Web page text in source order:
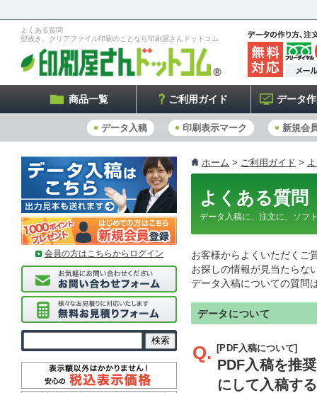
よくある質問
型抜き、クリアファイル印刷のことなら印刷屋さんドットコム
商品一覧 ご利用ガイド データ
データ入稿 印刷表示マーク 新規会
ホーム > ご利用ガイド >
よくある質問
データ入稿に、注文に、ソフ
お客様からよくいただくご
お探しの情報が見当たらな
データ入稿についての質問
データについて
Q. [PDF入稿について]
PDF入稿を推
にして入稿す
会員の方はこちらからログイン